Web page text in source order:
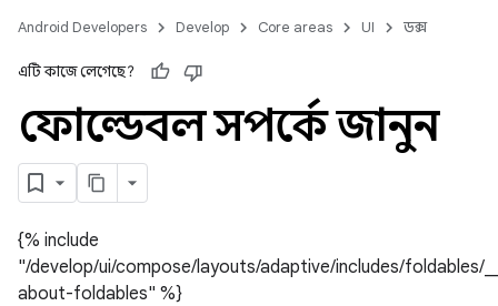
Android Developers Develop Core areas UI ডক্স
এটি কাজে লেগেছে?
ফোল্ডেবল সম্পর্কে জানুন
{% include
"/develop/ui/compose/layouts/adaptive/includes/foldables/
about-foldables" %}